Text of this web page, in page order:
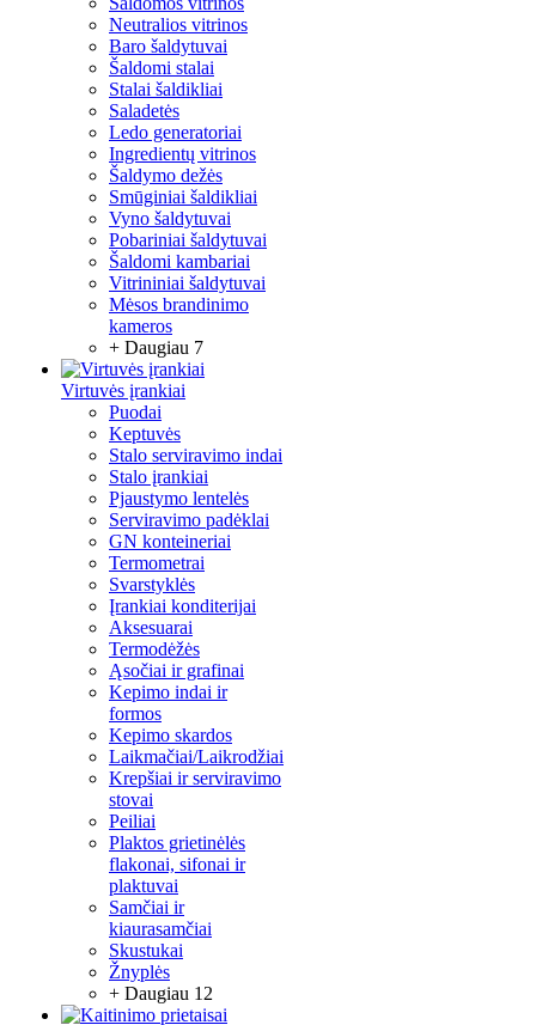
Neutralios vitrinos
Baro šaldytuvai
Šaldomi stalai
Stalai šaldikliai
Saladetės
Ledo generatoriai
Ingredientų vitrinos
Šaldymo dežės
Smūginiai šaldikliai
Vyno šaldytuvai
Pobariniai šaldytuvai
Šaldomi kambariai
Vitrininiai šaldytuvai
Mėsos brandinimo
kameros
+ Daugiau 7
Virtuvės įrankiai
Puodai
Keptuvės
Stalo serviravimo indai
Stalo įrankiai
Pjaustymo lentelės
Serviravimo padėklai
GN konteineriai
Termometrai
Svarstyklės
Įrankiai konditerijai
Aksesuarai
Termodėžės
Ąsočiai ir grafinai
Kepimo indai ir
formos
Kepimo skardos
Laikmačiai/Laikrodžiai
Krepšiai ir serviravimo
stovai
Peiliai
Plaktos grietinėlės
flakonai, sifonai ir
plaktuvai
Samčiai ir
kiaurasamčiai
Skustukai
Žnyplės
+ Daugiau 12